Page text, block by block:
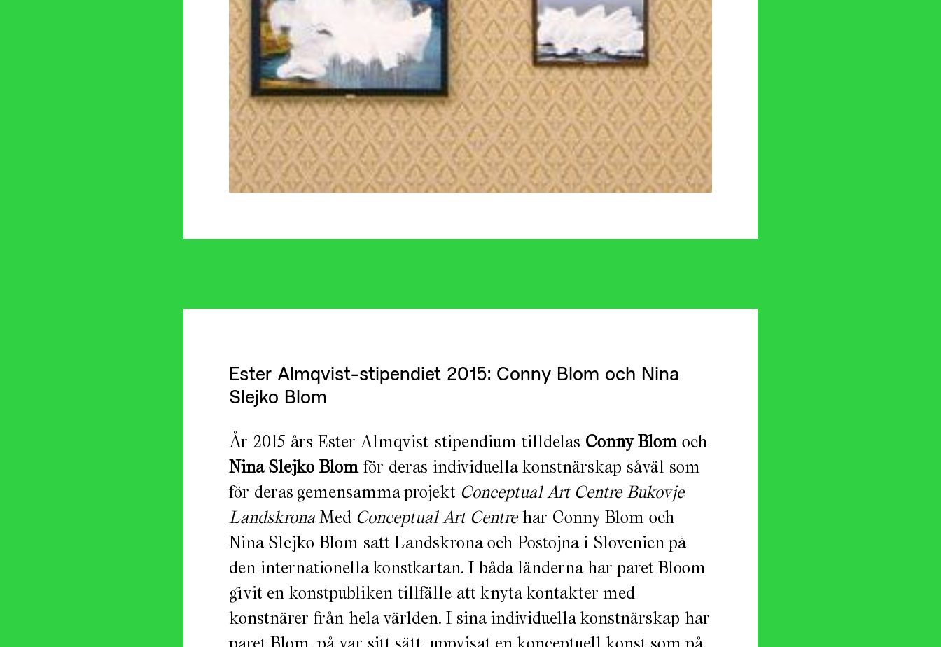
Ester Almqvist-stipendiet 2015: Conny Blom och Nina
Slejko Blom
År 2015 års Ester Almqvist-stipendium tilldelas Conny Blom och
Nina Slejko Blom för deras individuella konstnärskap såväl som
för deras gemensamma projekt Conceptual Art Centre Bukovje
Landskrona Med Conceptual Art Centrehar Conny Blom och
Nina Slejko Blom satt Landskrona och Postojna i Slovenien på
den internationella konstkartan. I båda länderna har paret Bloom
givit en konstpubliken tillfälle att knyta kontakter med
konstnärer från hela världen. I sina individuella konstnärskap har
paret Blom, på var sitt sätt, uppvisat en konceptuell konst som på